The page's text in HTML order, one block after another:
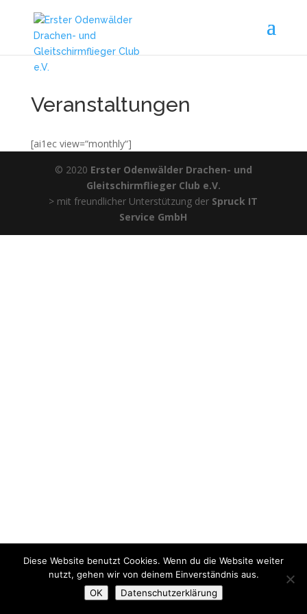
Veranstaltungen
[ai1ec view=“monthly“]
© 2020 Erster Odenwälder Drachen- und
Gleitschirmflieger Club e.V.
> mit freundlicher Unterstützung der Spruck IT
Service GmbH
Diese Website benutzt Cookies. Wenn du die Website weiter
nutzt, gehen wir von deinem Einverständnis aus.
OK
Datenschutzerklärung